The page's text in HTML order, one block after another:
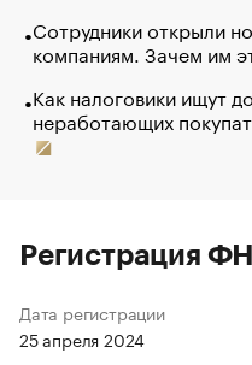
Сотрудники открыли
компаниям. Зачем им
Как налоговики ищут
неработающих
Регистрация
Дата регистрации
25 апреля 2024